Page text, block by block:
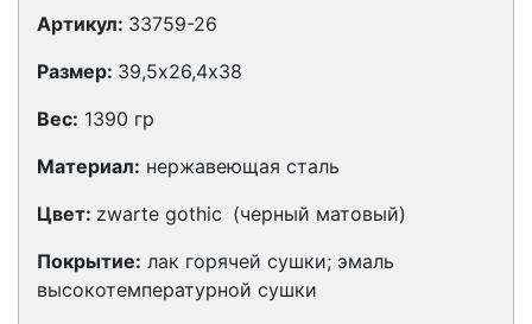
Артикул: 33759-26
Размер: 39,5х26,4х38
Вес: 1390 гр
Материал: нержавеющая сталь
Цвет: zwarte gothic (черный матовый)
Покрытие: лак горячей сушки; эмаль
высокотемпературной сушки